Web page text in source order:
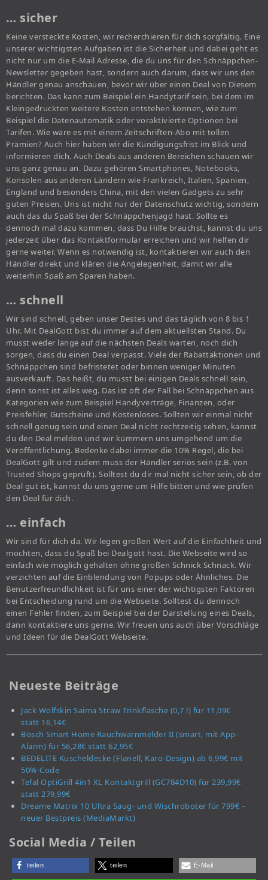
… sicher
Keine versteckte Kosten, wir recherchieren für dich sorgfältig. Eine
unserer wichtigsten Aufgaben ist die Sicherheit und dabei geht es
nicht nur um die E-Mail Adresse, die du uns für den Schnäppchen-
Newsletter gegeben hast, sondern auch darum, dass wir uns den
Händler genau anschauen, bevor wir über einen Deal von Diesem
berichten. Das kann zum Beispiel ein Handytarif sein, bei dem im
Kleingedruckten weitere Kosten entstehen können, wie zum
Beispiel die Datenautomatik oder voraktivierte Optionen bei
Tarifen. Wie wäre es mit einem Zeitschriften-Abo mit tollen
Prämien? Auch hier haben wir die Kündigungsfrist im Blick und
informieren dich. Auch Deals aus anderen Bereichen schauen wir
uns ganz genau an. Dazu gehören Smartphones, Notebooks,
Konsolen aus anderen Ländern wie Frankreich, Italien, Spanien,
England und besonders China, mit den vielen Gadgets zu sehr
guten Preisen. Uns ist nicht nur der Datenschutz wichtig, sondern
auch das du Spaß bei der Schnäppchenjagd hast. Sollte es
dennoch mal dazu kommen, dass Du Hilfe brauchst, kannst du uns
jederzeit über das Kontaktformular erreichen und wir helfen dir
gerne weiter. Wenn es notwendig ist, kontaktieren wir auch den
Händler direkt und klären die Angelegenheit, damit wir alle
weiterhin Spaß am Sparen haben.
… schnell
Wir sind schnell, geben unser Bestes und das täglich von 8 bis 1
Uhr. Mit DealGott bist du immer auf dem aktuellsten Stand. Du
musst weder lange auf die nächsten Deals warten, noch dich
sorgen, dass du einen Deal verpasst. Viele der Rabattaktionen und
Schnäppchen sind befristetet oder binnen weniger Minuten
ausverkauft. Das heißt, du musst bei einigen Deals schnell sein,
denn sonst ist alles weg. Das ist oft der Fall bei Schnäppchen aus
Kategorien wie zum Beispiel Handyverträge, Finanzen, oder
Preisfehler, Gutscheine und Kostenloses. Sollten wir einmal nicht
schnell genug sein und einen Deal nicht rechtzeitig sehen, kannst
du den Deal melden und wir kümmern uns umgehend um die
Veröffentlichung. Bedenke dabei immer die 10% Regel, die bei
DealGott gilt und zudem muss der Händler seriös sein (z.B. von
Trusted Shops geprüft). Solltest du dir mal nicht sicher sein, ob der
Deal gut ist, kannst du uns gerne um Hilfe bitten und wie prüfen
den Deal für dich.
… einfach
Wir sind für dich da. Wir legen großen Wert auf die Einfachheit und
möchten, dass du Spaß bei Dealgott hast. Die Webseite wird so
einfach wie möglich gehalten ohne großen Schnick Schnack. Wir
verzichten auf die Einblendung von Popups oder Ähnliches. Die
Benutzerfreundlichkeit ist für uns einer der wichtigsten Faktoren
bei Entscheidung rund um die Webseite. Solltest du dennoch
einen Fehler finden, zum Beispiel bei der Darstellung eines Deals,
dann kontaktiere uns gerne. Wir freuen uns auch über Vorschläge
und Ideen für die DealGott Webseite.
Neueste Beiträge
Jack Wolfskin Saima Straw Trinkflasche (0,7 l) für 11,09€
statt 16,14€
Bosch Smart Home Rauchwarnmelder II (smart, mit App-
Alarm) für 56,28€ statt 62,95€
BEDELITE Kuscheldecke (Flanell, Karo-Design) ab 6,99€ mit
50%-Code
Tefal OptiGrill 4in1 XL Kontaktgrill (GC784D10) für 239,99€
statt 279,99€
Dreame Matrix 10 Ultra Saug- und Wischroboter für 799€ –
neuer Bestpreis (MediaMarkt)
Social Media / Teilen
teilen teilen E-Mail